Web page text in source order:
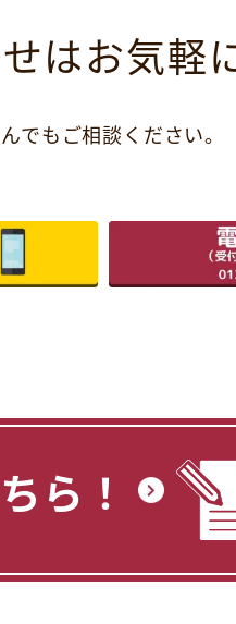
はお気軽
でもご相談ください。
ら！